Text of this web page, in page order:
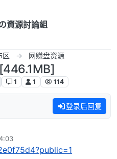
資源討論組
区 网赚盘资源
1 1 114
登录后回复